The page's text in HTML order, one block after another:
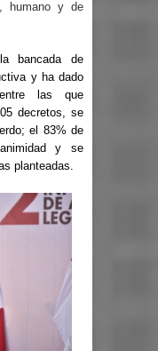
humano y de
bancada de
y ha dado
las que
decretos, se
el 83% de
y se
planteadas.